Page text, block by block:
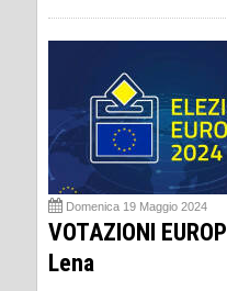
Domenica 19 Maggio 2024
VOTAZIONI
Lena